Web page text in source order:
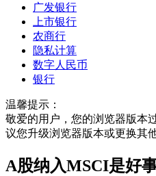
广发银行
上市银行
农商行
隐私计算
数字人民币
银行
温馨提示：
敬爱的用户，您的浏览器版本
议您升级浏览器版本或更换其
A股纳入MSCI是好